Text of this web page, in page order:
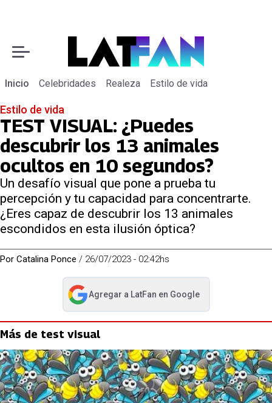
Inicio Celebridades Realeza Estilo de vida
Estilo de vida
TEST VISUAL: ¿Puedes
descubrir los 13 animales
ocultos en 10 segundos?
Un desafío visual que pone a prueba tu
percepción y tu capacidad para concentrarte.
¿Eres capaz de descubrir los 13 animales
escondidos en esta ilusión óptica?
Por Catalina Ponce / 26/07/2023 - 02:42hs
Agregar a LatFan en Google
abre en nueva pestaña
Más de test visual